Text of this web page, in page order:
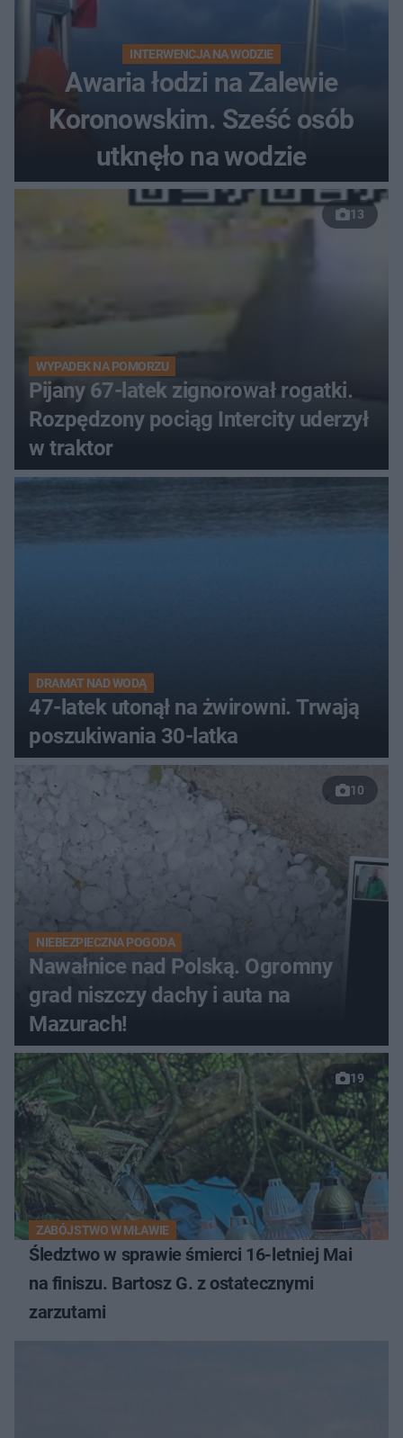
INTERWENCJA NA WODZIE
Awaria łodzi na Zalewie
Koronowskim. Sześć osób
utknęło na wodzie
13
WYPADEK NA POMORZU
Pijany 67-latek zignorował rogatki.
Rozpędzony pociąg Intercity uderzył
w traktor
DRAMAT NAD WODĄ
47-latek utonął na żwirowni. Trwają
poszukiwania 30-latka
10
NIEBEZPIECZNA POGODA
Nawałnice nad Polską. Ogromny
grad niszczy dachy i auta na
Mazurach!
19
ZABÓJSTWO W MŁAWIE
Śledztwo w sprawie śmierci 16-letniej Mai
na finiszu. Bartosz G. z ostatecznymi
zarzutami